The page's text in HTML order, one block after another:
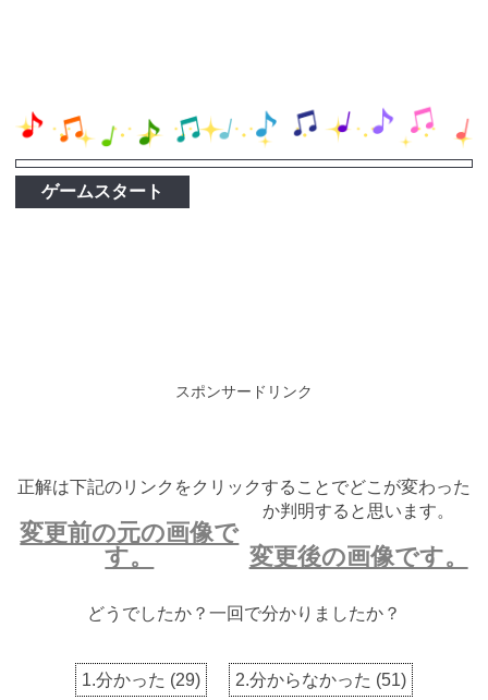
ゲームスタート
スポンサードリンク
正解は下記のリンクをクリックすることでどこが変わった
か判明すると思います。
変更前の元の画像で
す。
変更後の画像です。
どうでしたか？一回で分かりましたか？
1.分かった (29) 2.分からなかった (51)